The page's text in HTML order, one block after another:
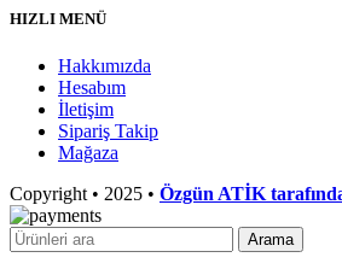
HIZLI MENÜ
Hakkımızda
Hesabım
İletişim
Sipariş Takip
Mağaza
Copyright • 2025 • Özgün ATİK
Arama